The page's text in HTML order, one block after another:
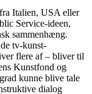
Italien, USA eller
Service-ideen,
sammenhæng.
tv-kunst-
flere af – bliver til
Kunstfond og
kunne blive tale
dialog